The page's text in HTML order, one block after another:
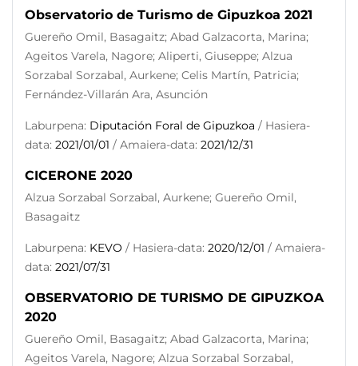
Observatorio de Turismo de Gipuzkoa 2021
Guereño Omil, Basagaitz; Abad Galzacorta, Marina;
Ageitos Varela, Nagore; Aliperti, Giuseppe; Alzua
Sorzabal Sorzabal, Aurkene; Celis Martín, Patricia;
Fernández-Villarán Ara, Asunción
Laburpena: Diputación Foral de Gipuzkoa / Hasiera-
data: 2021/01/01 / Amaiera-data: 2021/12/31
CICERONE 2020
Alzua Sorzabal Sorzabal, Aurkene; Guereño Omil,
Basagaitz
Laburpena: KEVO / Hasiera-data: 2020/12/01 / Amaiera-
data: 2021/07/31
OBSERVATORIO DE TURISMO DE GIPUZKOA
2020
Guereño Omil, Basagaitz; Abad Galzacorta, Marina;
Ageitos Varela, Nagore; Alzua Sorzabal Sorzabal,